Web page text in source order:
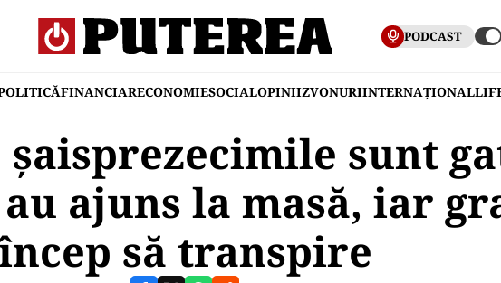
PODCAST
FINANCIARECONOMIESOCIALOPINIIZVONURIINTERNAȚIONAL
șaisprezecimile sunt
ajuns la masă, iar
să transpire